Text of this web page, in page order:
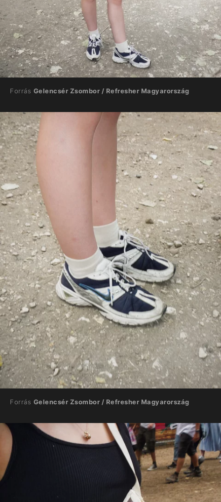
Forrás Gelencsér Zsombor / Refresher Magyarország
Forrás Gelencsér Zsombor / Refresher Magyarország